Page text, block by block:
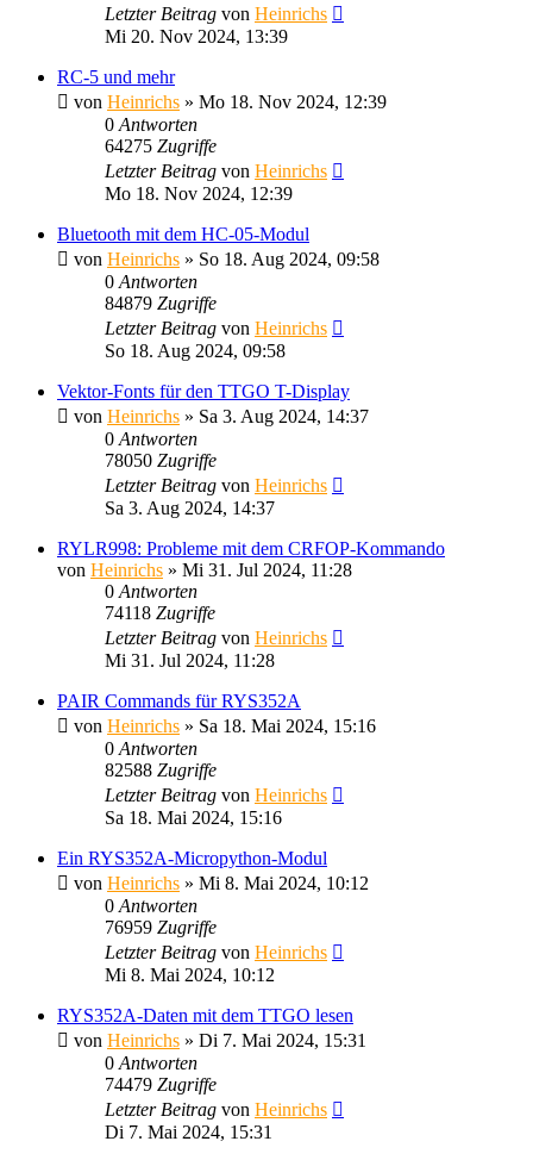
Letzter Beitrag von Heinrichs
Mi 20. Nov 2024, 13:39
RC-5 und mehr
von Heinrichs » Mo 18. Nov 2024, 12:39
0 Antworten
64275 Zugriffe
Letzter Beitrag von Heinrichs
Mo 18. Nov 2024, 12:39
Bluetooth mit dem HC-05-Modul
von Heinrichs » So 18. Aug 2024, 09:58
0 Antworten
84879 Zugriffe
Letzter Beitrag von Heinrichs
So 18. Aug 2024, 09:58
Vektor-Fonts für den TTGO T-Display
von Heinrichs » Sa 3. Aug 2024, 14:37
0 Antworten
78050 Zugriffe
Letzter Beitrag von Heinrichs
Sa 3. Aug 2024, 14:37
RYLR998: Probleme mit dem CRFOP-Kommando
von Heinrichs » Mi 31. Jul 2024, 11:28
0 Antworten
74118 Zugriffe
Letzter Beitrag von Heinrichs
Mi 31. Jul 2024, 11:28
PAIR Commands für RYS352A
von Heinrichs » Sa 18. Mai 2024, 15:16
0 Antworten
82588 Zugriffe
Letzter Beitrag von Heinrichs
Sa 18. Mai 2024, 15:16
Ein RYS352A-Micropython-Modul
von Heinrichs » Mi 8. Mai 2024, 10:12
0 Antworten
76959 Zugriffe
Letzter Beitrag von Heinrichs
Mi 8. Mai 2024, 10:12
RYS352A-Daten mit dem TTGO lesen
von Heinrichs » Di 7. Mai 2024, 15:31
0 Antworten
74479 Zugriffe
Letzter Beitrag von Heinrichs
Di 7. Mai 2024, 15:31